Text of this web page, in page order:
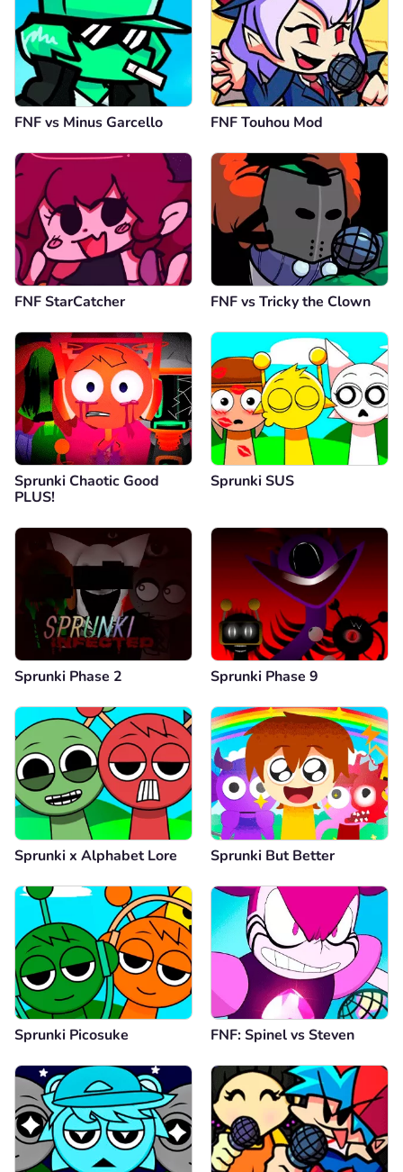
FNF vs Minus Garcello FNF Touhou Mod
FNF StarCatcher FNF vs Tricky the Clown
Sprunki Chaotic Good
PLUS!
Sprunki SUS
Sprunki Phase 2 Sprunki Phase 9
Sprunki x Alphabet Lore Sprunki But Better
Sprunki Picosuke FNF: Spinel vs Steven